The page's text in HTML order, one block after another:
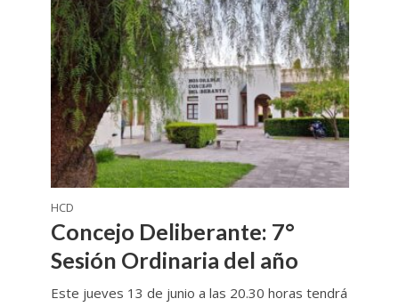
HCD
Concejo Deliberante: 7°
Sesión Ordinaria del año
Este jueves 13 de junio a las 20.30 horas tendrá